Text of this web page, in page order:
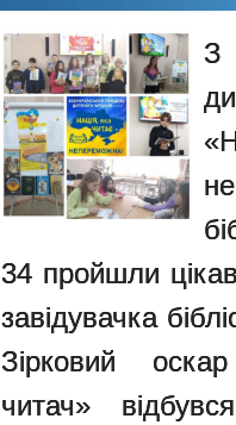
З
34 пройшли
завідувачка
Зірковий
читач»